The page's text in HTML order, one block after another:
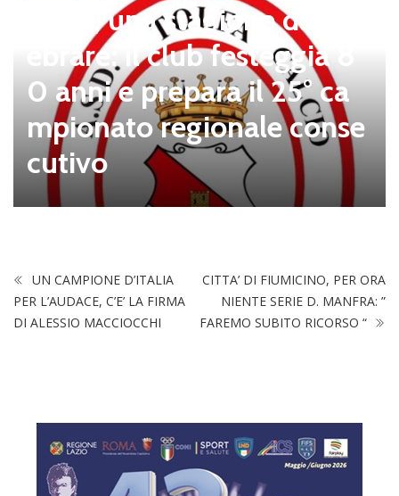
Tolfa, una stagione da cel
ebrare: il club festeggia 8
0 anni e prepara il 25° ca
mpionato regionale conse
cutivo
UN CAMPIONE D’ITALIA
PER L’AUDACE, C’E’ LA FIRMA
DI ALESSIO MACCIOCCHI
CITTA’ DI FIUMICINO, PER ORA
NIENTE SERIE D. MANFRA: ”
FAREMO SUBITO RICORSO “